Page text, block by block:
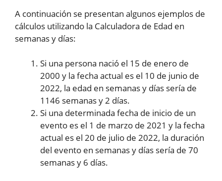
A continuación se presentan algunos ejemplos de
cálculos utilizando la Calculadora de Edad en
semanas y días:
Si una persona nació el 15 de enero de
2000 y la fecha actual es el 10 de junio de
2022, la edad en semanas y días sería de
1146 semanas y 2 días.
Si una determinada fecha de inicio de un
evento es el 1 de marzo de 2021 y la fecha
actual es el 20 de julio de 2022, la duración
del evento en semanas y días sería de 70
semanas y 6 días.